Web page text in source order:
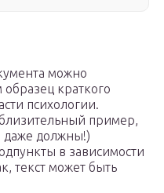
можно
краткого
психологии.
пример,
даже должны!)
в зависимости
текст может быть